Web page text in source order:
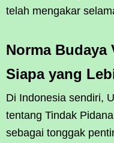
telah mengakar
Norma Budaya
Siapa yang
Di Indonesia sendiri,
tentang Tindak
sebagai tonggak